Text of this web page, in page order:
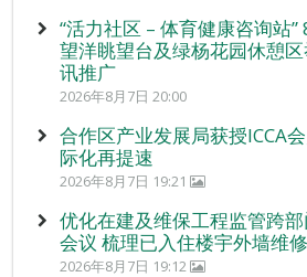
“活力社区 – 体育健康咨询站
望洋眺望台及绿杨花园休憩
讯推广
2026年8月7日 20:00
合作区产业发展局获授ICCA
际化再提速
2026年8月7日 19:21
优化在建及维保工程监管跨
会议 梳理已入住楼宇外墙维
2026年8月7日 19:12